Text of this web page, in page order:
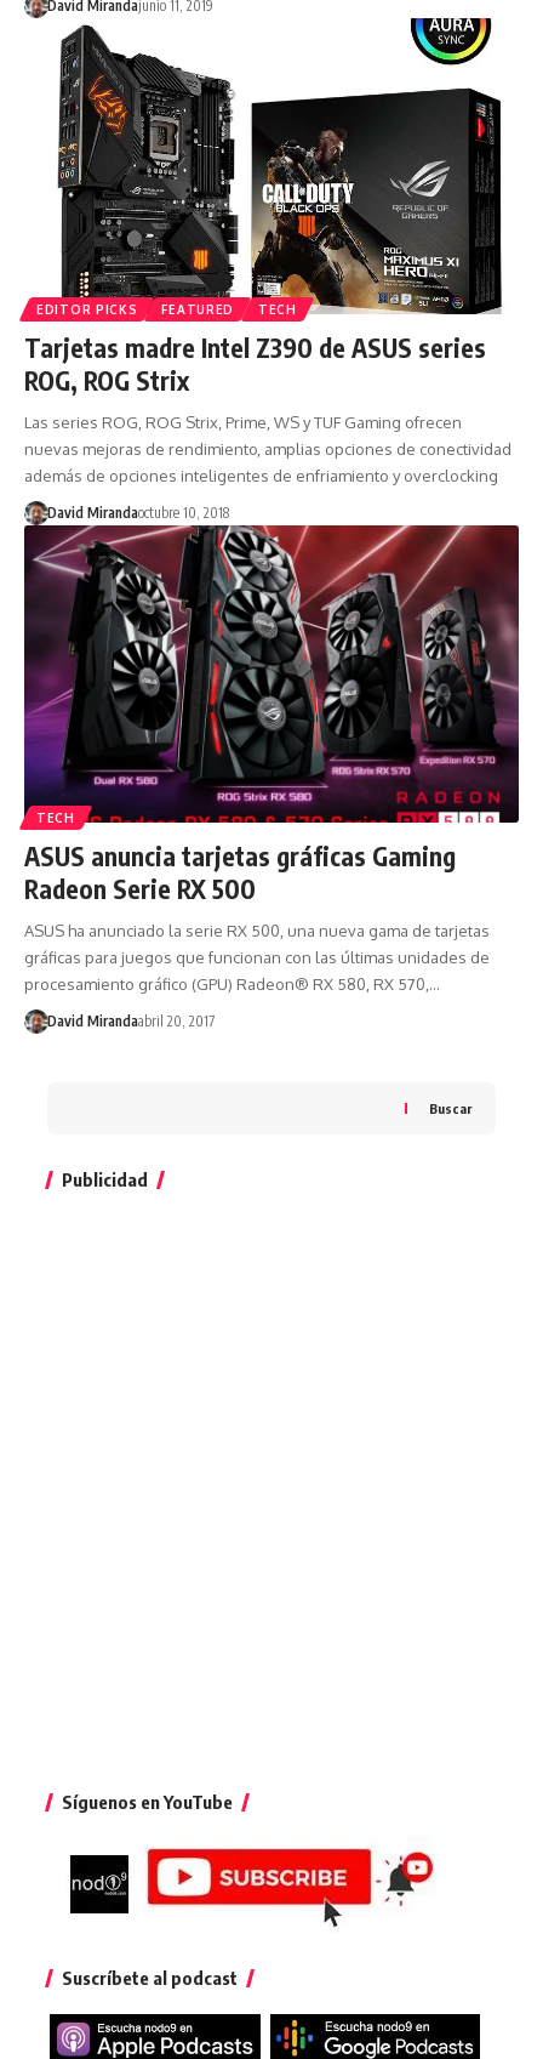
David Mirandajunio 11, 2019
EDITOR PICKS FEATURED TECH
Tarjetas madre Intel Z390 de ASUS series
ROG, ROG Strix
Las series ROG, ROG Strix, Prime, WS y TUF Gaming ofrecen
nuevas mejoras de rendimiento, amplias opciones de conectividad
además de opciones inteligentes de enfriamiento y overclocking
David Mirandaoctubre 10, 2018
TECH
ASUS anuncia tarjetas gráficas Gaming
Radeon Serie RX 500
ASUS ha anunciado la serie RX 500, una nueva gama de tarjetas
gráficas para juegos que funcionan con las últimas unidades de
procesamiento gráfico (GPU) Radeon® RX 580, RX 570,…
David Mirandaabril 20, 2017
Buscar
Publicidad
Síguenos en YouTube
Suscríbete al podcast